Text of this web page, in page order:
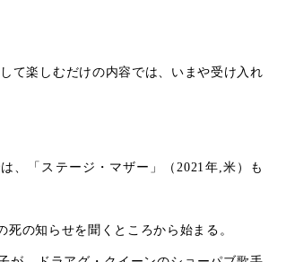
て楽しむだけの内容では、いまや受け入れ
、「ステージ・マザー」（2021年,米）も
死の知らせを聞くところから始まる。